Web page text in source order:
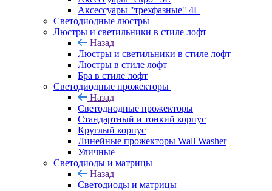
Аксессуары "трехфазные" 4L
Светодиодные люстры
Люстры и светильники в стиле лофт
Назад
Люстры и светильники в стиле лофт
Люстры в стиле лофт
Бра в стиле лофт
Светодиодные прожекторы
Назад
Светодиодные прожекторы
Стандартный и тонкий корпус
Круглый корпус
Линейные прожекторы Wall Washer
Уличные
Светодиоды и матрицы
Назад
Светодиоды и матрицы